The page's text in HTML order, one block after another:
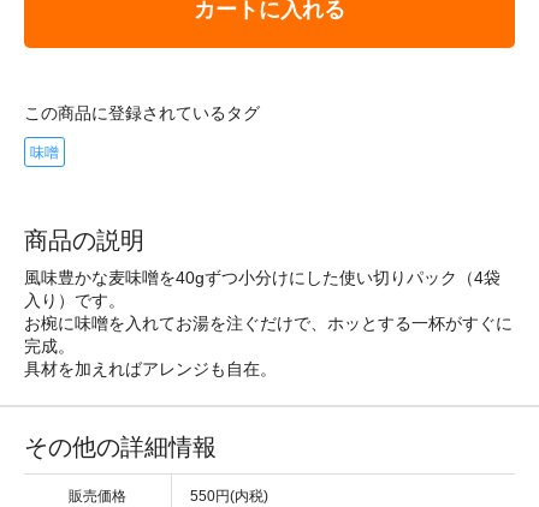
カートに入れる
この商品に登録されているタグ
味噌
商品の説明
風味豊かな麦味噌を40gずつ小分けにした使い切りパック（4袋
入り）です。
お椀に味噌を入れてお湯を注ぐだけで、ホッとする一杯がすぐに
完成。
具材を加えればアレンジも自在。
その他の詳細情報
販売価格 550円(内税)